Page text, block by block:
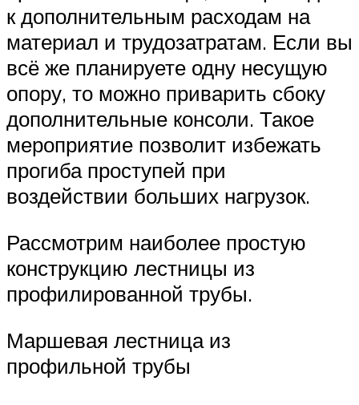
к дополнительным расходам на
материал и трудозатратам. Если вы
всё же планируете одну несущую
опору, то можно приварить сбоку
дополнительные консоли. Такое
мероприятие позволит избежать
прогиба проступей при
воздействии больших нагрузок.
Рассмотрим наиболее простую
конструкцию лестницы из
профилированной трубы.
Маршевая лестница из
профильной трубы